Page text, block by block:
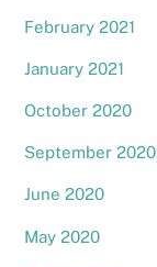
February 2021
January 2021
October 2020
September 2020
June 2020
May 2020